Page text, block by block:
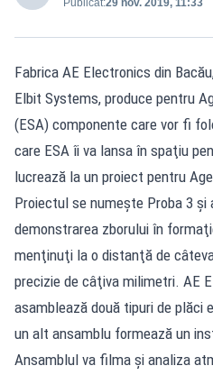
Fabrica AE Electronics din
Elbit Sys­tems, produce pentru
(ESA) compo­nente care vor fi
care ESA îi va lansa în spaţiu
lucrează la un proiect pentru
Proiectul se numeşte Proba 3 şi
demonstrarea zborului în
menţinuţi la o distanţă de
precizie de câţiva milimetri. AE
asamblează două tipuri de plăci
un alt ansamblu formează un
Ansamblul va filma şi analiza